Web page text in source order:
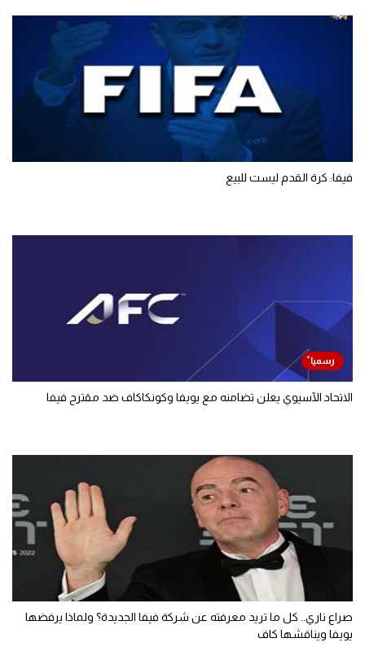
فيفا: كرة القدم ليست للبيع
الاتحاد الآسيوي يعلن تضامنه مع يويفا وكونكاكاف ضد مقترح فيفا
صراع ناري.. كل ما تريد معرفته عن شركة فيفا الجديدة؟ ولماذا يرفضها
يويفا ويناقشها كاف